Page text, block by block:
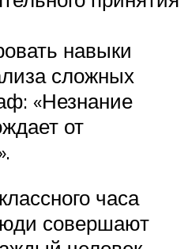
навыки
сложных
«Незнание
от
часа
совершают